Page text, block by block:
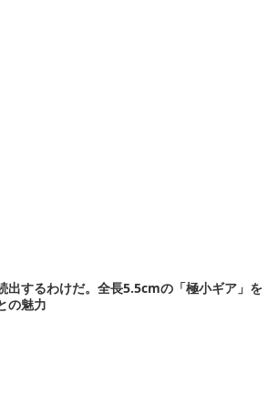
出するわけだ。全長5.5cmの「極小ギア」を
の魅力